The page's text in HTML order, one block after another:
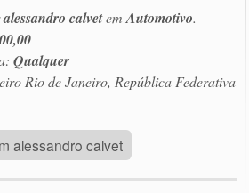
alessandro calvetemAutomotivo.
Qualquer
Rio de Janeiro, República Federativa
alessandro calvet